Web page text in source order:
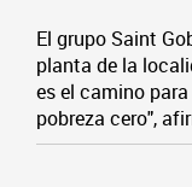
El grupo Saint
planta de la
es el camino
pobreza cero",